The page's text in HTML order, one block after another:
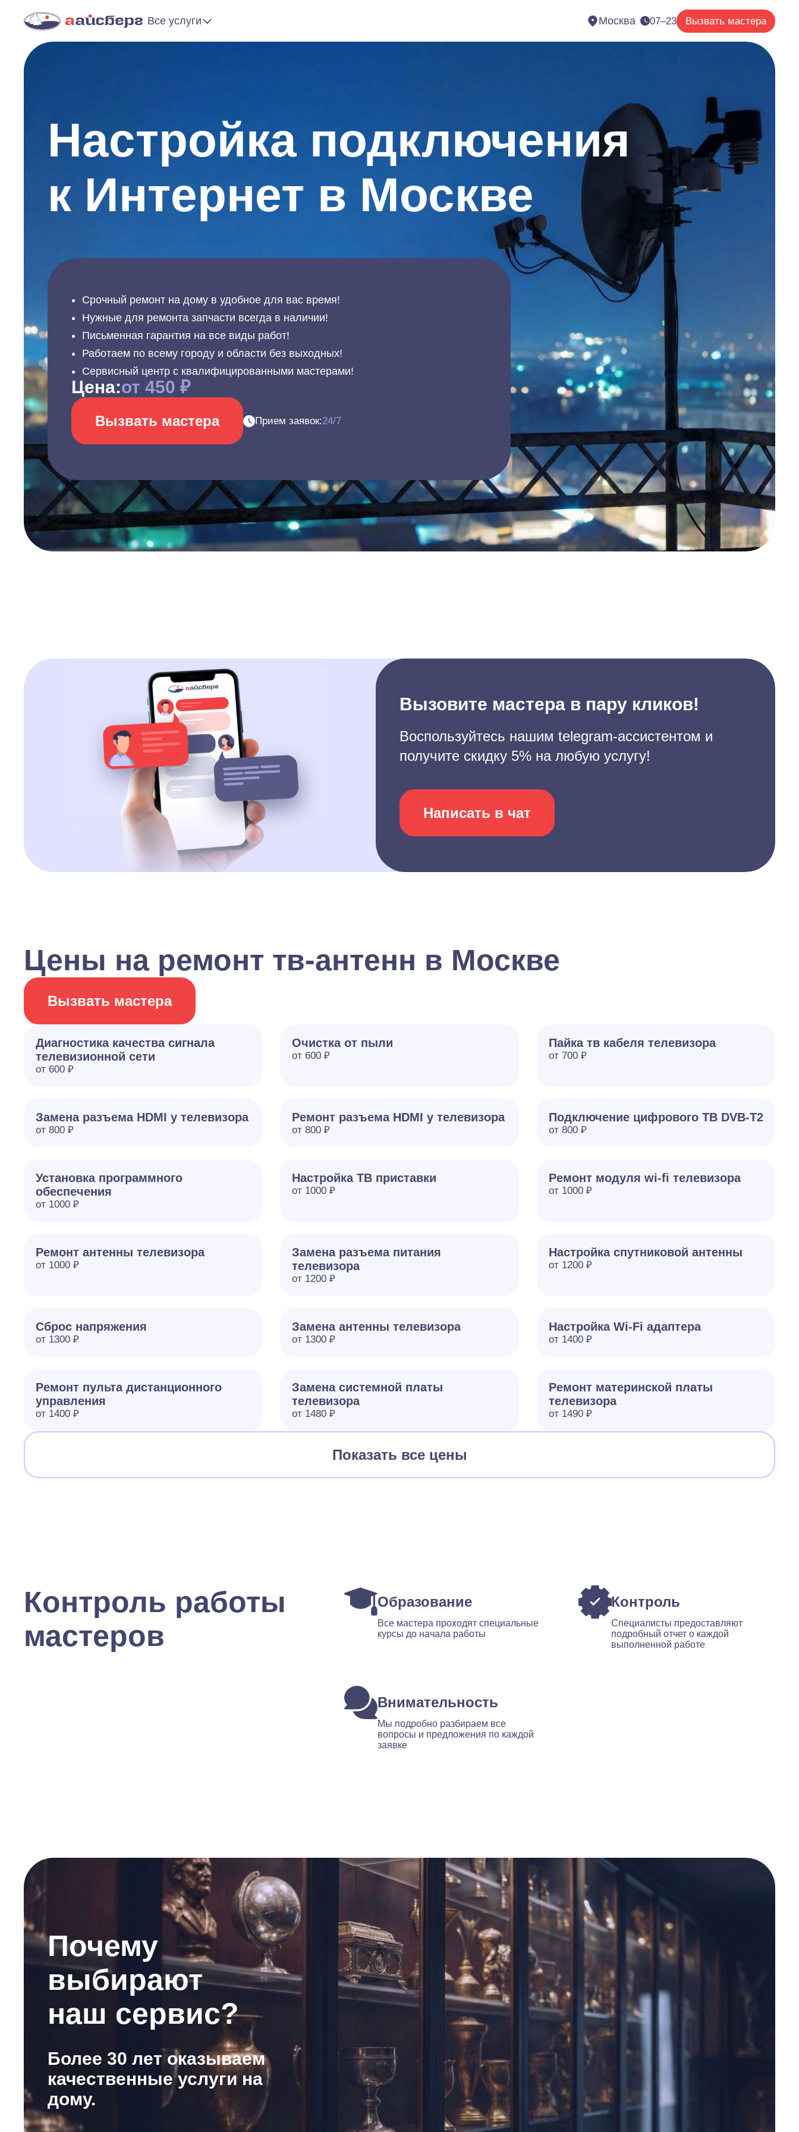
Все услуги Москва 07–23 Вызвать мастера
Настройка подключения
к Интернет в Москве
Срочный ремонт на дому в удобное для вас время!
Нужные для ремонта запчасти всегда в наличии!
Письменная гарантия на все виды работ!
Работаем по всему городу и области без выходных!
Сервисный центр с квалифицированными мастерами!
Цена:от 450 ₽
Вызвать мастера Прием заявок:24/7
Вызовите мастера в пару кликов!
Воспользуйтесь нашим telegram-ассистентом и
получите скидку 5% на любую услугу!
Написать в чат
Цены на ремонт тв-антенн в Москве
Вызвать мастера
Диагностика качества сигнала
телевизионной сети
от 600 ₽
Очистка от пыли
от 600 ₽
Пайка тв кабеля телевизора
от 700 ₽
Замена разъема HDMI у телевизора
от 800 ₽
Ремонт разъема HDMI у телевизора
от 800 ₽
Подключение цифрового ТВ DVB-T2
от 800 ₽
Установка программного
обеспечения
от 1000 ₽
Настройка ТВ приставки
от 1000 ₽
Ремонт модуля wi-fi телевизора
от 1000 ₽
Ремонт антенны телевизора
от 1000 ₽
Замена разъема питания
телевизора
от 1200 ₽
Настройка спутниковой антенны
от 1200 ₽
Сброс напряжения
от 1300 ₽
Замена антенны телевизора
от 1300 ₽
Настройка Wi-Fi адаптера
от 1400 ₽
Ремонт пульта дистанционного
управления
от 1400 ₽
Замена системной платы
телевизора
от 1480 ₽
Ремонт материнской платы
телевизора
от 1490 ₽
Показать все цены
Контроль работы
мастеров
Образование
Все мастера проходят специальные
курсы до начала работы
Контроль
Специалисты предоставляют
подробный отчет о каждой
выполненной работе
Внимательность
Мы подробно разбираем все
вопросы и предложения по каждой
заявке
Почему
выбирают
наш сервис?
Более 30 лет оказываем
качественные услуги на
дому.